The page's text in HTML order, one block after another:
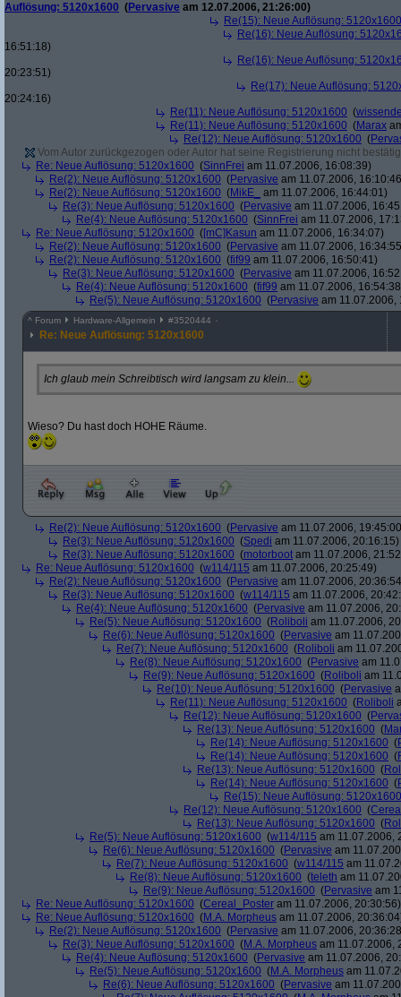
Auflösung: 5120x1600 (Pervasive am 12.07.2006, 21:26:00)
Re(15): Neue Auflösung: 5120x1600
Re(16): Neue Auflösung:
16:51:18)
Re(16): Neue Auflösung:
20:23:51)
Re(17): Neue Auflösung:
20:24:16)
Re(11): Neue Auflösung: 5120x1600 (
Re(11): Neue Auflösung: 5120x1600 (Marax
Re(12): Neue Auflösung: 5120x1600 (
Vom Autor zurückgezogen oder Autor hat seine Registrierung nicht
Re: Neue Auflösung: 5120x1600 (SinnFrei am 11.07.2006, 16:08:39)
Re(2): Neue Auflösung: 5120x1600 (Pervasive am 11.07.2006,
Re(2): Neue Auflösung: 5120x1600 (MikE_
am 11.07.2006, 16:44:01)
Re(3): Neue Auflösung: 5120x1600 (Pervasive am 11.07.2006,
Re(4): Neue Auflösung: 5120x1600 (SinnFrei am 11.07.2006,
Re: Neue Auflösung: 5120x1600 ([mC]Kasun am 11.07.2006, 16:34:07)
Re(2): Neue Auflösung: 5120x1600 (Pervasive am 11.07.2006,
Re(2): Neue Auflösung: 5120x1600 (fif99 am 11.07.2006, 16:50:41)
Re(3): Neue Auflösung: 5120x1600 (Pervasive am 11.07.2006,
Re(4): Neue Auflösung: 5120x1600 (fif99 am 11.07.2006,
Re(5): Neue Auflösung: 5120x1600 (Pervasive am 11.07.2006,
^ Forum Hardware-Allgemein #3520444
Re: Neue Auflösung: 5120x1600
Ich glaub mein Schreibtisch wird langsam zu klein...
Wieso? Du hast doch HOHE Räume.
Re(2): Neue Auflösung: 5120x1600 (Pervasive am 11.07.2006,
Re(3): Neue Auflösung: 5120x1600 (Spedi am 11.07.2006, 20:16:15)
Re(3): Neue Auflösung: 5120x1600 (motorboot am 11.07.2006,
Re: Neue Auflösung: 5120x1600 (w114/115 am 11.07.2006, 20:25:49)
Re(2): Neue Auflösung: 5120x1600 (Pervasive am 11.07.2006,
Re(3): Neue Auflösung: 5120x1600 (w114/115 am 11.07.2006,
Re(4): Neue Auflösung: 5120x1600 (Pervasive am 11.07.2006,
Re(5): Neue Auflösung: 5120x1600 (Roliboli am 11.07.2006,
Re(6): Neue Auflösung: 5120x1600 (Pervasive am
Re(7): Neue Auflösung: 5120x1600 (Roliboli am
Re(8): Neue Auflösung: 5120x1600 (Pervasive am
Re(9): Neue Auflösung: 5120x1600 (Roliboli am
Re(10): Neue Auflösung: 5120x1600 (Pervasive
Re(11): Neue Auflösung: 5120x1600 (Roliboli
Re(12): Neue Auflösung: 5120x1600 (
Re(13): Neue Auflösung: 5120x1600 (
Re(14): Neue Auflösung: 5120x1600 (
Re(14): Neue Auflösung: 5120x1600 (
Re(13): Neue Auflösung: 5120x1600 (
Re(14): Neue Auflösung: 5120x1600 (
Re(15): Neue Auflösung: 5120x1600
Re(12): Neue Auflösung: 5120x1600 (
Re(13): Neue Auflösung: 5120x1600 (
Re(5): Neue Auflösung: 5120x1600 (w114/115 am 11.07.2006,
Re(6): Neue Auflösung: 5120x1600 (Pervasive am
Re(7): Neue Auflösung: 5120x1600 (w114/115 am
Re(8): Neue Auflösung: 5120x1600 (teleth am
Re(9): Neue Auflösung: 5120x1600 (Pervasive am
Re: Neue Auflösung: 5120x1600 (Cereal_Poster am 11.07.2006, 20:30:56)
Re: Neue Auflösung: 5120x1600 (M.A. Morpheus am 11.07.2006,
Re(2): Neue Auflösung: 5120x1600 (Pervasive am 11.07.2006,
Re(3): Neue Auflösung: 5120x1600 (M.A. Morpheus am 11.07.2006,
Re(4): Neue Auflösung: 5120x1600 (Pervasive am 11.07.2006,
Re(5): Neue Auflösung: 5120x1600 (M.A. Morpheus am
Re(6): Neue Auflösung: 5120x1600 (Pervasive am